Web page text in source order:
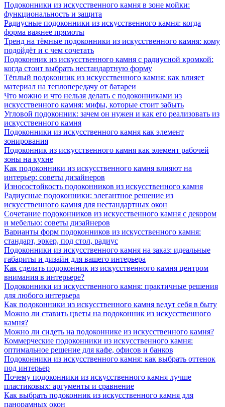
Подоконники из искусственного камня в зоне мойки:
функциональность и защита
Радиусные подоконники из искусственного камня: когда
форма важнее прямоты
Тренд на тёмные подоконники из искусственного камня: кому
подойдёт и с чем сочетать
Подоконник из искусственного камня с радиусной кромкой:
когда стоит выбрать нестандартную форму
Тёплый подоконник из искусственного камня: как влияет
материал на теплопередачу от батареи
Что можно и что нельзя делать с подоконниками из
искусственного камня: мифы, которые стоит забыть
Угловой подоконник: зачем он нужен и как его реализовать из
искусственного камня
Подоконники из искусственного камня как элемент
зонирования
Подоконник из искусственного камня как элемент рабочей
зоны на кухне
Как подоконники из искусственного камня влияют на
интерьер: советы дизайнеров
Износостойкость подоконников из искусственного камня
Радиусные подоконники: элегантное решение из
искусственного камня для нестандартных окон
Сочетание подоконников из искусственного камня с декором
и мебелью: советы дизайнеров
Варианты форм подоконников из искусственного камня:
стандарт, эркер, под стол, радиус
Подоконники из искусственного камня на заказ: идеальные
габариты и дизайн для вашего интерьера
Как сделать подоконник из искусственного камня центром
внимания в интерьере?
Подоконники из искусственного камня: практичные решения
для любого интерьера
Как подоконники из искусственного камня ведут себя в быту
Можно ли ставить цветы на подоконник из искусственного
камня?
Можно ли сидеть на подоконнике из искусственного камня?
Коммерческие подоконники из искусственного камня:
оптимальное решение для кафе, офисов и банков
Подоконники из искусственного камня: как выбрать оттенок
под интерьер
Почему подоконники из искусственного камня лучше
пластиковых: аргументы и сравнение
Как выбрать подоконник из искусственного камня для
панорамных окон